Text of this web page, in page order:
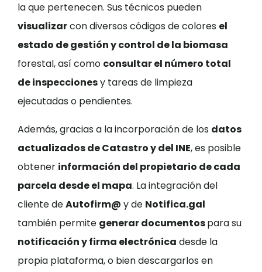
la que pertenecen. Sus técnicos pueden
visualizarcon diversos códigos de colores el
estado de gestión y control de la biomasa
forestal, así como consultar el número total
de inspeccionesy tareas de limpieza
ejecutadas o pendientes.
Además, gracias a la incorporación de los datos
actualizados de Catastro y del INE, es posible
obtener información del propietario de cada
parcela desde el mapa. La integración del
cliente deAutofirm@ y de Notifica.gal
también permite generar documentospara su
notificación y firma electrónica desde la
propia plataforma, o bien descargarlos en